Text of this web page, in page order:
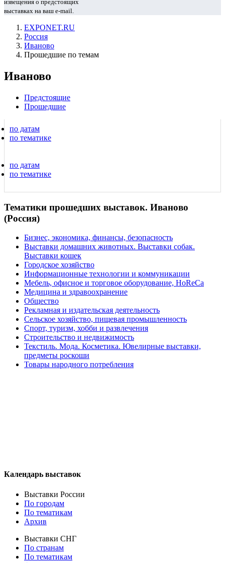
извещения о предстоящих
выставках на ваш e-mail.
EXPONET.RU
Россия
Иваново
Прошедшие по темам
Иваново
Предстоящие
Прошедшие
по датам
по тематике
по датам
по тематике
Тематики прошедших выставок. Иваново
(Россия)
Бизнес, экономика, финансы, безопасность
Выставки домашних животных. Выставки собак.
Выставки кошек
Городское хозяйство
Информационные технологии и коммуникации
Мебель, офисное и торговое оборудование, HoReCa
Медицина и здравоохранение
Общество
Рекламная и издательская деятельность
Сельское хозяйство, пищевая промышленность
Спорт, туризм, хобби и развлечения
Строительство и недвижимость
Текстиль. Мода. Косметика. Ювелирные выставки,
предметы роскоши
Товары народного потребления
Календарь выставок
Выставки России
По городам
По тематикам
Архив
Выставки СНГ
По странам
По тематикам